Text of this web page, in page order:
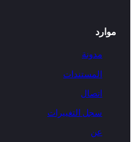
موارد
مدونة
المستندات
اتصال
سجل التغييرات
عن